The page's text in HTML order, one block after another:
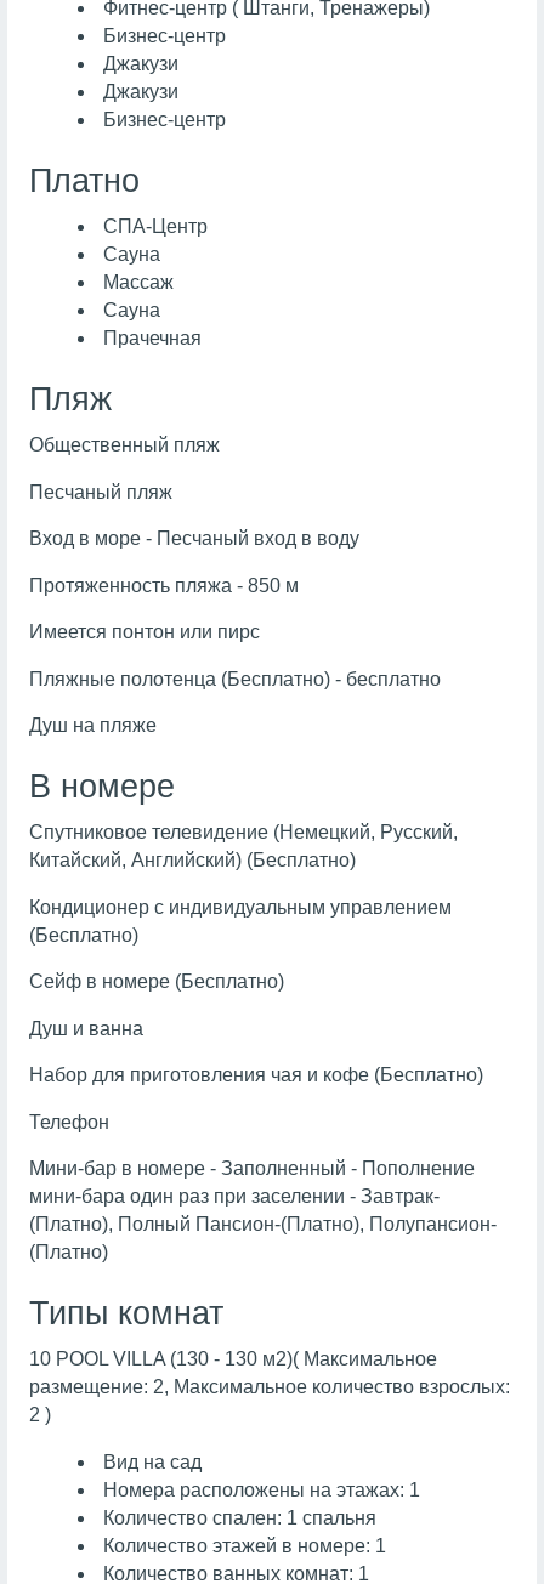
Фитнес-центр ( Штанги, Тренажеры)
Бизнес-центр
Джакузи
Джакузи
Бизнес-центр
Платно
СПА-Центр
Сауна
Массаж
Сауна
Прачечная
Пляж
Общественный пляж
Песчаный пляж
Вход в море - Песчаный вход в воду
Протяженность пляжа - 850 м
Имеется понтон или пирс
Пляжные полотенца (Бесплатно) - бесплатно
Душ на пляже
В номере
Спутниковое телевидение (Немецкий, Русский,
Китайский, Английский) (Бесплатно)
Кондиционер с индивидуальным управлением
(Бесплатно)
Сейф в номере (Бесплатно)
Душ и ванна
Набор для приготовления чая и кофе (Бесплатно)
Телефон
Мини-бар в номере - Заполненный - Пополнение
мини-бара один раз при заселении - Завтрак-
(Платно), Полный Пансион-(Платно), Полупансион-
(Платно)
Типы комнат
10 POOL VILLA (130 - 130 м2)( Максимальное
размещение: 2, Максимальное количество взрослых:
2 )
Вид на сад
Номера расположены на этажах: 1
Количество спален: 1 спальня
Количество этажей в номере: 1
Количество ванных комнат: 1